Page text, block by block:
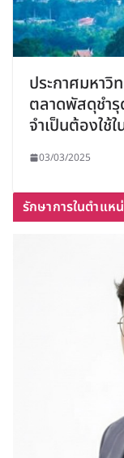
ประกาศมหาวิ
ตลาดพัสดุชำ
จำเป็นต้องใช้
03/03/2025
รักษาการในตำแห